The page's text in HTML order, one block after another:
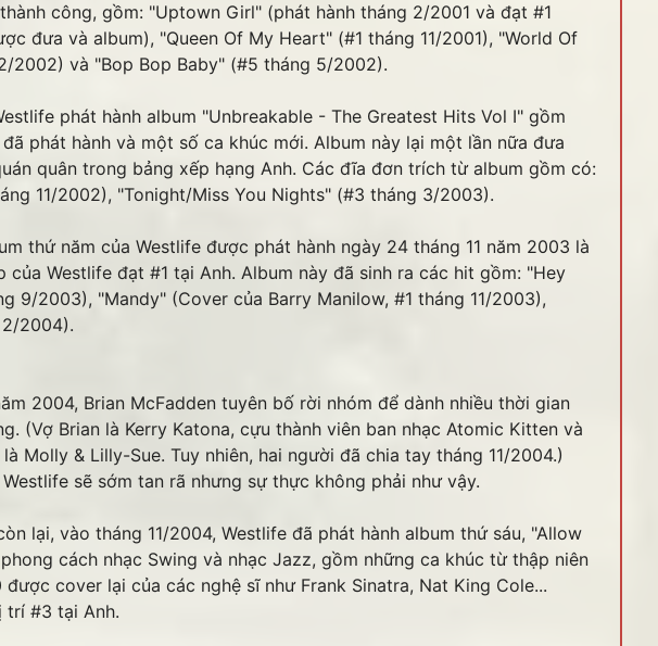
công, gồm: "Uptown Girl" (phát hành tháng 2/2001 và đạt #1
đưa và album), "Queen Of My Heart" (#1 tháng 11/2001), "World Of
2002) và "Bop Bop Baby" (#5 tháng 5/2002).
phát hành album "Unbreakable - The Greatest Hits Vol I" gồm
phát hành và một số ca khúc mới. Album này lại một lần nữa đưa
quân trong bảng xếp hạng Anh. Các đĩa đơn trích từ album gồm có:
11/2002), "Tonight/Miss You Nights" (#3 tháng 3/2003).
thứ năm của Westlife được phát hành ngày 24 tháng 11 năm 2003 là
của Westlife đạt #1 tại Anh. Album này đã sinh ra các hit gồm: "Hey
9/2003), "Mandy" (Cover của Barry Manilow, #1 tháng 11/2003),
2004).
2004, Brian McFadden tuyên bố rời nhóm để dành nhiều thời gian
(Vợ Brian là Kerry Katona, cựu thành viên ban nhạc Atomic Kitten và
Molly & Lilly-Sue. Tuy nhiên, hai người đã chia tay tháng 11/2004.)
sẽ sớm tan rã nhưng sự thực không phải như vậy.
lại, vào tháng 11/2004, Westlife đã phát hành album thứ sáu, "Allow
cách nhạc Swing và nhạc Jazz, gồm những ca khúc từ thập niên
được cover lại của các nghệ sĩ như Frank Sinatra, Nat King Cole...
trí #3 tại Anh.